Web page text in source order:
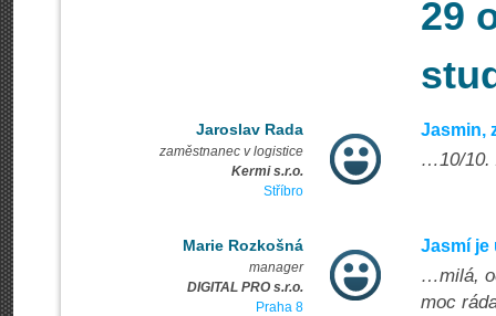
29
Jaroslav Rada
zaměstnanec v logistice
Kermi s.r.o.
Stříbro
Jasmin,
…10/10.
Marie Rozkošná
manager
DIGITAL PRO s.r.o.
Praha 8
Jasmí je
…milá,
moc